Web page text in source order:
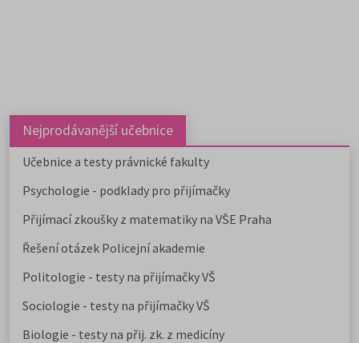
Nejprodávanější učebnice
Učebnice a testy právnické fakulty
Psychologie - podklady pro přijímačky
Přijímací zkoušky z matematiky na VŠE Praha
Řešení otázek Policejní akademie
Politologie - testy na přijímačky VŠ
Sociologie - testy na přijímačky VŠ
Biologie - testy na přij. zk. z medicíny